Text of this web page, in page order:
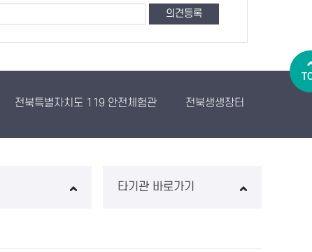
전북특별자치도 119 안전체험관 전북생생장터
타기관 바로가기